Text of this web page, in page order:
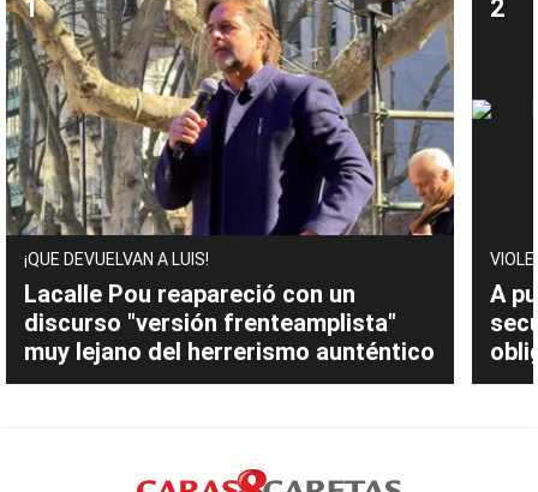
¡QUE DEVUELVAN A LUIS!
Lacalle Pou reapareció con un
discurso "versión frenteamplista"
muy lejano del herrerismo aunténtico
A